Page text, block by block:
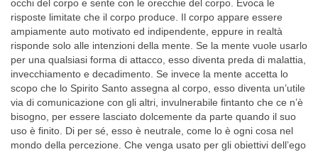
occhi del corpo e sente con le orecchie del corpo. Evoca le
risposte limitate che il corpo produce. Il corpo appare essere
ampiamente auto motivato ed indipendente, eppure in realtà
risponde solo alle intenzioni della men­te. Se la mente vuole usarlo
per una qualsiasi forma di attacco, esso diventa preda di malattia,
invecchiamento e decadimento. Se invece la mente accetta lo
scopo che lo Spirito Santo assegna al corpo, esso di­venta un’utile
via di comunicazione con gli altri, invulnerabile fintanto che ce n’è
bisogno, per essere lasciato dolcemente da parte quando il suo
uso è finito. Di per sé, esso è neutrale, come lo è ogni cosa nel
mon­do della percezione. Che venga usato per gli obiettivi dell’ego